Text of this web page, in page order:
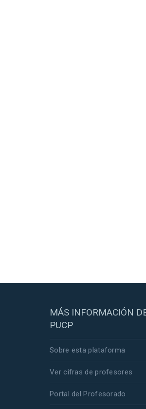
MÁS INFORMACIÓN
PUCP
Sobre esta plataforma
Ver cifras de profesores
Portal del Profesorado